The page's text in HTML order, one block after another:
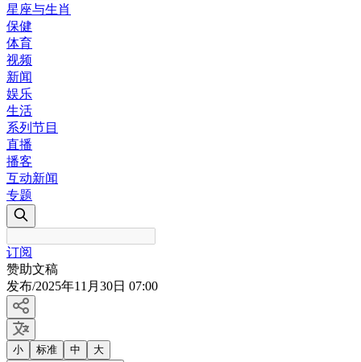
星座与生肖
保健
体育
视频
新闻
娱乐
生活
系列节目
直播
播客
互动新闻
专题
订阅
赞助文稿
发布/2025年11月30日 07:00
小 标准 中 大